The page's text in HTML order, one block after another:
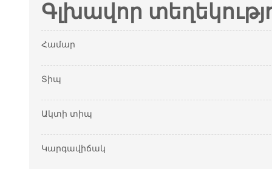
Գլխավոր
Համար
Տիպ
Ակտի տիպ
Կարգավիճակ